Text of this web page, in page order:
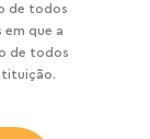
de todos
em que a
de todos